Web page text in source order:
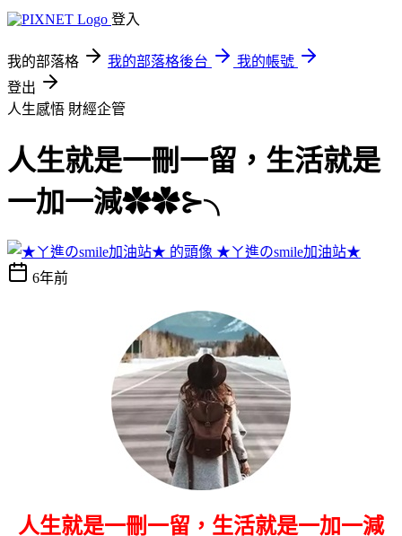
登入
我的部落格 我的部落格後台
我的帳號
登出
人生感悟 財經企管
人生就是一刪一留，生活就是
一加一減✿✿⊱╮
★ㄚ進のsmile加油站★
6年前
人生就是一刪一留，生活就是一加一減